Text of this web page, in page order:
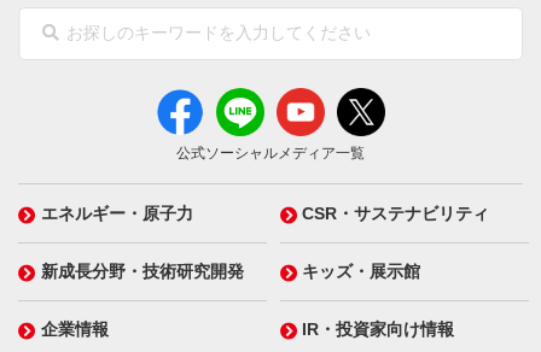
公式ソーシャルメディア一覧
エネルギー・原子力 CSR・サステナビリティ
新成長分野・技術研究開発 キッズ・展示館
企業情報 IR・投資家向け情報